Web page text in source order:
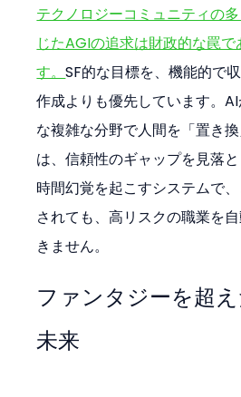
テクノロジーコミュニティの
じたAGIの追求は財政的な罠
す。SF的な目標を、機能的で
作成よりも優先しています。
な複雑な分野で人間を「置き
は、信頼性のギャップを見落
時間幻覚を起こすシステムで
されても、高リスクの職業を
きません。
ファンタジーを超
未来